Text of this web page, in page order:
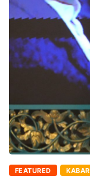
FEATURED KABAR